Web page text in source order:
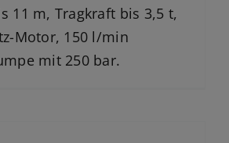
11 m, Tragkraft bis 3,5 t,
Motor, 150 l/min
mit 250 bar.